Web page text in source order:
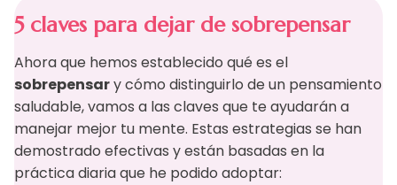
5 claves para dejar de sobrepensar
Ahora que hemos establecido qué es el
sobrepensary cómo distinguirlo de un pensamiento
saludable, vamos a las claves que te ayudarán a
manejar mejor tu mente. Estas estrategias se han
demostrado efectivas y están basadas en la
práctica diaria que he podido adoptar: